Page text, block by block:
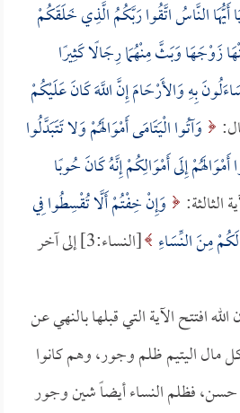
أَيُّهَا النَّاسُ اتَّقُوا رَبَّكُمُ الَّذِي خَلَقَكُمْ
وَبَثَّ مِنْهُمَا رِجَالًا كَثِيرًا
بِهِ وَالأَرْحَامَ إِنَّ اللَّهَ كَانَ عَلَيْكُمْ
وَآتُوا الْيَتَامَى أَمْوَالَهُمْ وَلا تَتَبَدَّلُوا
إِلَى أَمْوَالِكُمْ إِنَّهُ كَانَ حُوبًا
وَإِنْ خِفْتُمْ أَلَّا تُقْسِطُوا فِي
مِنَ النِّسَاءِ
[النساء:3] إلى آخر
الله افتتح الآية التي قبلها بالنهي عن
مال اليتيم ظلم وجور، وهم كانوا
فظلم النساء أيضاً شين وجور